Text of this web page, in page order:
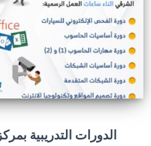
الدورات التدريبية